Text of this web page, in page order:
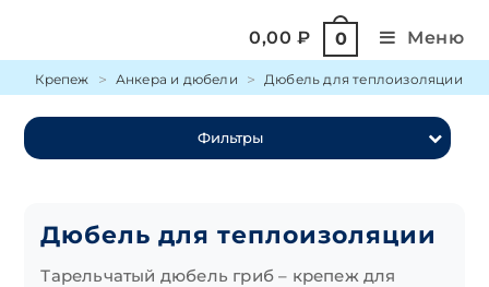
0,00₽ 0 Меню
Крепеж Анкера и дюбели Дюбель для теплоизоляции
Фильтры
Дюбель для теплоизоляции
Тарельчатый дюбель гриб – крепеж для